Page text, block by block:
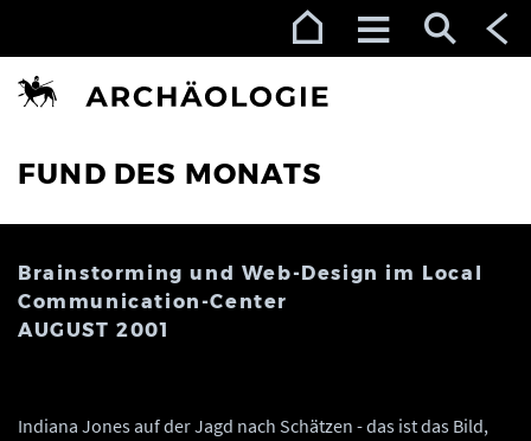
FUND DES MONATS
Brainstorming und Web-Design im Local
Communication-Center
AUGUST 2001
Indiana Jones auf der Jagd nach Schätzen - das ist das Bild,